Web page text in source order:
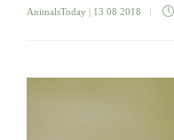
AnimalsToday | 13 08 2018